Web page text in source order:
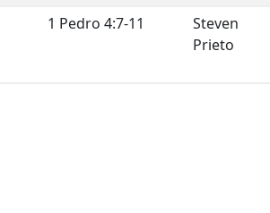
1 Pedro 4:7-11
Steven
Prieto